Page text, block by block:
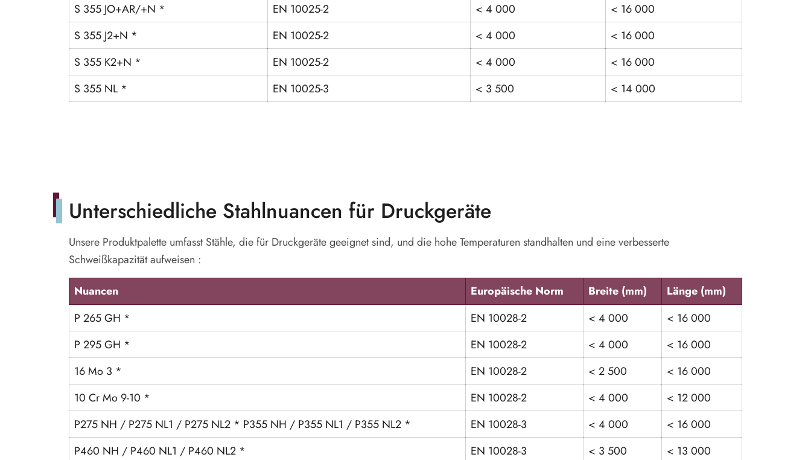
S 355 JO+AR/+N *
EN 10025-2 < 4 000
< 16 000
S 355 J2+N *
EN 10025-2 < 4 000
< 16 000
S 355 K2+N *
EN 10025-2 < 4 000
< 16 000
S 355 NL *
EN 10025-3 < 3 500 < 14 000
Unterschiedliche Stahlnuancen für Druckgeräte
Unsere Produktpalette umfasst Stähle, die für Druckgeräte geeignet sind, und die hohe Temperaturen standhalten und eine verbesserte
Schweißkapazität aufweisen :
Nuancen Europäische Norm Breite (mm) Länge (mm)
P 265 GH * EN 10028-2 < 4 000
< 16 000
P 295 GH *
EN 10028-2 < 4 000
< 16 000
16 Mo 3 *
EN 10028-2 < 2 500
< 16 000
10 Cr Mo 9-10 *
EN 10028-2 < 4 000
< 12 000
P275 NH / P275 NL1 / P275 NL2 * P355 NH / P355 NL1 / P355 NL2 *
EN 10028-3 < 4 000
< 16 000
P460 NH / P460 NL1 / P460 NL2 *
EN 10028-3 < 3 500 < 13 000